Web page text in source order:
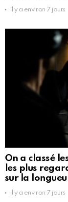
il y a environ 7 jours
On a classé
les plus
sur la
il y a environ 7 jours